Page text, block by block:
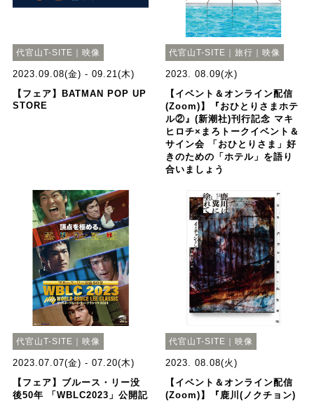
代官山T-SITE｜映像
2023.09.08(金) - 09.21(木)
【フェア】BATMAN POP UP
STORE
代官山T-SITE｜旅行｜映像
2023. 08.09(水)
【イベント＆オンライン配信
(Zoom)】『おひとりさまホテ
ル②』(新潮社)刊行記念 マキ
ヒロチ×まろトークイベント＆
サイン会 「おひとりさま」好
きのための「ホテル」を語り
合いましょう
代官山T-SITE｜映像
2023.07.07(金) - 07.20(木)
【フェア】ブルース・リー没
後50年 「WBLC2023」公開記
代官山T-SITE｜映像
2023. 08.08(火)
【イベント＆オンライン配信
(Zoom)】『鹿川(ノクチョン)